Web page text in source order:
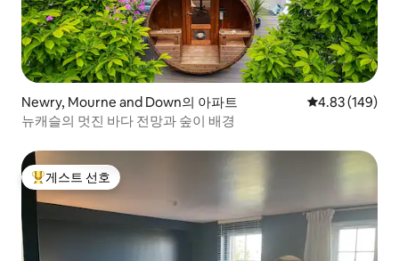
Newry, Mourne and Down의 아파트 평점 4.83점(5
4.83 (149)
뉴캐슬의 멋진 바다 전망과 숲이 배경
상위 게스트 선호
게스트 선호